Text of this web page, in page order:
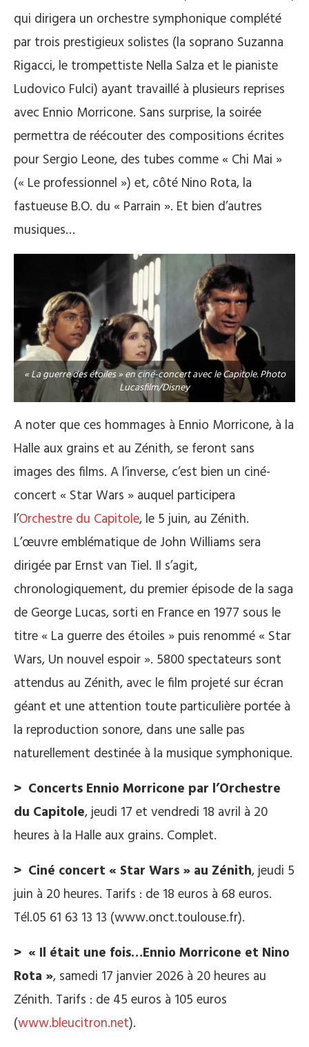
qui dirigera un orchestre symphonique complété
par trois prestigieux solistes (la soprano Suzanna
Rigacci, le trompettiste Nella Salza et le pianiste
Ludovico Fulci) ayant travaillé à plusieurs reprises
avec Ennio Morricone. Sans surprise, la soirée
permettra de réécouter des compositions écrites
pour Sergio Leone, des tubes comme « Chi Mai »
(« Le professionnel ») et, côté Nino Rota, la
fastueuse B.O. du « Parrain ». Et bien d’autres
musiques…
« La guerre des étoiles » en ciné-concert avec le Capitole. Photo
Lucasfilm/Disney
A noter que ces hommages à Ennio Morricone, à la
Halle aux grains et au Zénith, se feront sans
images des films. A l’inverse, c’est bien un ciné-
concert « Star Wars » auquel participera
l’Orchestre du Capitole, le 5 juin, au Zénith.
L’œuvre emblématique de John Williams sera
dirigée par Ernst van Tiel. Il s’agit,
chronologiquement, du premier épisode de la saga
de George Lucas, sorti en France en 1977 sous le
titre « La guerre des étoiles » puis renommé « Star
Wars, Un nouvel espoir ». 5800 spectateurs sont
attendus au Zénith, avec le film projeté sur écran
géant et une attention toute particulière portée à
la reproduction sonore, dans une salle pas
naturellement destinée à la musique symphonique.
> Concerts Ennio Morricone par l’Orchestre
du Capitole, jeudi 17 et vendredi 18 avril à 20
heures à la Halle aux grains. Complet.
> Ciné concert « Star Wars » au Zénith, jeudi 5
juin à 20 heures. Tarifs : de 18 euros à 68 euros.
Tél.05 61 63 13 13 (www.onct.toulouse.fr).
> « Il était une fois…Ennio Morricone et Nino
Rota », samedi 17 janvier 2026 à 20 heures au
Zénith. Tarifs : de 45 euros à 105 euros
(www.bleucitron.net).